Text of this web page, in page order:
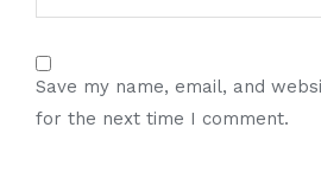
Save my name, email, and
for the next time I comment.